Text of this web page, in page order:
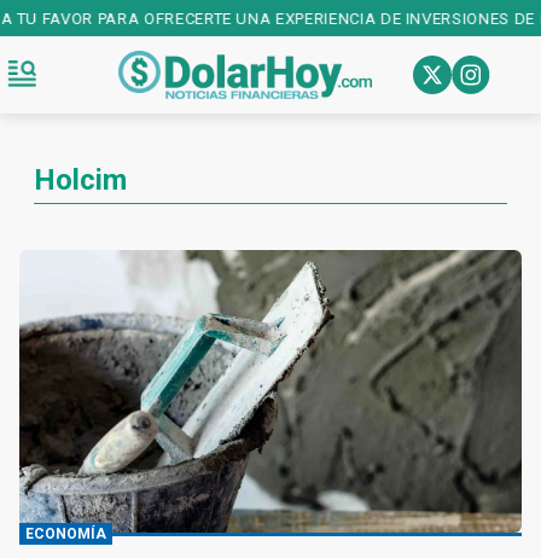
PARA OFRECERTE UNA EXPERIENCIA DE INVERSIONES DE
Holcim
ECONOMÍA